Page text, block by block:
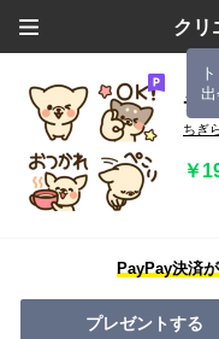
クリ
チ
ちぎ
￥
PayPay決済
プレゼントする